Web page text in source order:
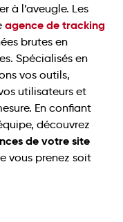
à l’aveugle. Les
agence de tracking
brutes en
Spécialisés en
vos outils,
utilisateurs et
En confiant
découvrez
de votre site
vous prenez soit